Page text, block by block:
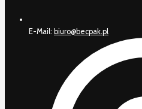
E-Mail: biuro@becpak.pl